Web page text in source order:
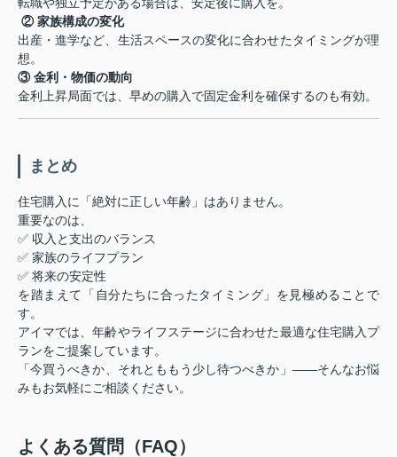
② 家族構成の変化
出産・進学など、生活スペースの変化に合わせたタイミングが理
想。
③ 金利・物価の動向
金利上昇局面では、早めの購入で固定金利を確保するのも有効。
まとめ
住宅購入に「絶対に正しい年齢」はありません。
重要なのは、
✅ 収入と支出のバランス
✅ 家族のライフプラン
✅ 将来の安定性
を踏まえて「自分たちに合ったタイミング」を見極めることで
す。
アイマでは、年齢やライフステージに合わせた最適な住宅購入プ
ランをご提案しています。
「今買うべきか、それとももう少し待つべきか」――そんなお悩
みもお気軽にご相談ください。
よくある質問（FAQ）